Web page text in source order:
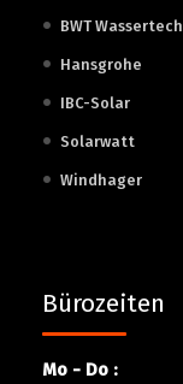
BWT
Hansgrohe
IBC-Solar
Solarwatt
Windhager
Bürozeiten
Mo - Do :